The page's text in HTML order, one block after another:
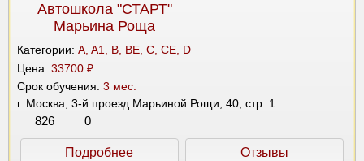
Автошкола "СТАРТ"
Марьина Роща
Категории: A, A1, B, BE, C, CE, D
Цена: 33700 ₽
Срок обучения: 3 мес.
г. Москва, 3-й проезд Марьиной Рощи, 40, стр. 1
826 0
Подробнее Отзывы